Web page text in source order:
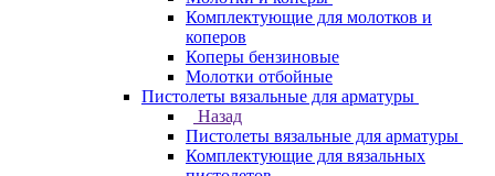
Комплектующие для молотков и
коперов
Коперы бензиновые
Молотки отбойные
Пистолеты вязальные для арматуры
Назад
Пистолеты вязальные для арматуры
Комплектующие для вязальных